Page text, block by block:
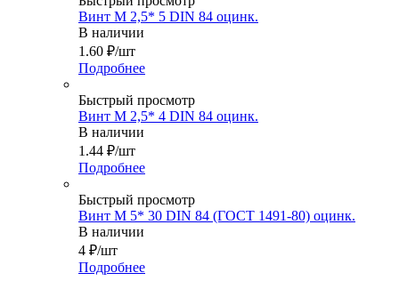
Винт М 2,5* 5 DIN 84 оцинк.
В наличии
1.60 ₽/шт
Подробнее
Быстрый просмотр
Винт М 2,5* 4 DIN 84 оцинк.
В наличии
1.44 ₽/шт
Подробнее
Быстрый просмотр
Винт М 5* 30 DIN 84 (ГОСТ 1491-80) оцинк.
В наличии
4 ₽/шт
Подробнее